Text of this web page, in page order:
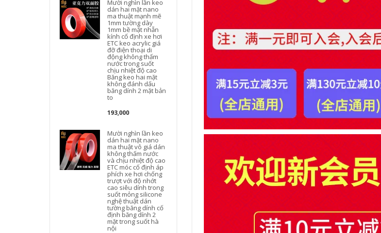
Mười nghìn lần keo
dán hai mặt nano
ma thuật mạnh mẽ
1mm tường dày
1mm bề mặt nhẵn
kính cố định xe hơi
ETC keo acrylic giá
đỡ điện thoại di
động không thấm
nước trong suốt
chịu nhiệt độ cao
Băng keo hai mặt
không đánh dấu
băng dính 2 mặt bản
to
193,000
Mười nghìn lần keo
dán hai mặt nano
ma thuật vô giá dán
không thấm nước
và chịu nhiệt độ cao
ETC móc cố định áp
phích xe hơi chống
trượt với độ nhớt
cao siêu dính trong
suốt mỏng silicone
nghệ thuật dán
tường băng dính cố
định băng dính 2
mặt trong suốt hà
nội
Băng dính vải hai
mặt băng dính cố
định thảm mạnh mẽ
liên kết vải da lưới
2 mặt
199,000
Băng keo hai mặt
xốp 3M dùng để
dán tường, khung
độ nhớt cao, đặc,
xốp mạnh, siêu
phòng, gạch, kim
loại, không dấu vết,
xe gia đình, băng
keo hai mặt xốp hai
mặt keo xốp 2 mặt
giấy bông thấm dầu-
205,000
Keo dán hai mặt
3MCIP66 dán tường,
keo dán liền mạch
cho ô tô, phòng tắm
và văn phòng,
không dư keo, băng
keo hai mặt, đóng
hộp chống thấm
nước chắc chắn,
băng keo hai mặt
3M nguyên bản dày
1,1mm băng keo 2
Băng keo sợi hai
mặt, cao su bền, có
độ dẻo cao và băng
lưới cố định trên bề
mặt gồ ghề băng
211,000